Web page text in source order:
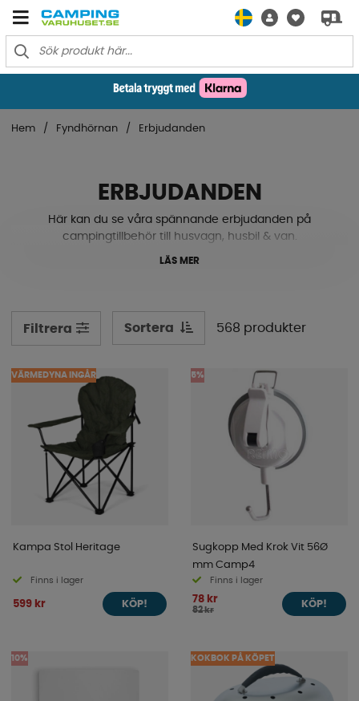
Hem Fyndhörnan Erbjudanden
ERBJUDANDEN
Här kan du se våra spännande erbjudanden på
campingtillbehör till husvagn, husbil & van.
LÄS MER
Filtrera Sortera 568 produkter
VÄRMEDYNA INGÅR
Kampa Stol Heritage
Finns i lager
599 kr KÖP!
5%
Sugkopp Med Krok Vit 56Ø
mm Camp4
Finns i lager
78 kr
82 kr
KÖP!
10% KOKBOK PÅ KÖPET